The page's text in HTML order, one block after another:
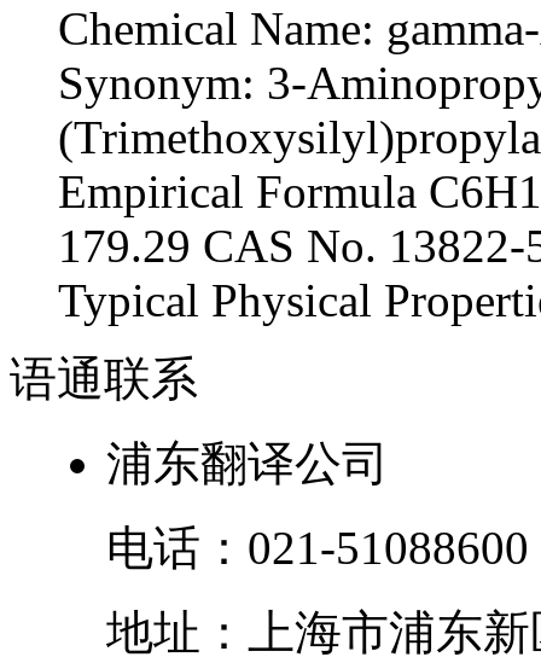
Chemical Name:
Synonym: 3-
Empirical Formula
179.29 CAS No.
Typical Physical
语通联系
浦东翻译公司
电话： 021-51088600
地址：
上海市浦东新